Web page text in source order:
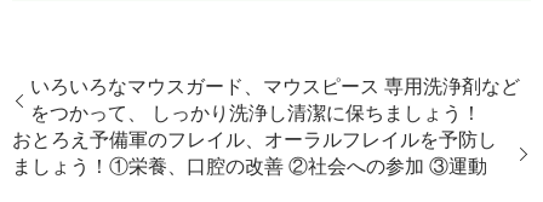
いろいろなマウスガード、マウスピース 専用洗浄剤など
をつかって、 しっかり洗浄し清潔に保ちましょう！
おとろえ予備軍のフレイル、オーラルフレイルを予防し
ましょう！①栄養、口腔の改善 ②社会への参加 ③運動